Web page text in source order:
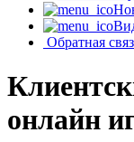
Обратная
онлайн